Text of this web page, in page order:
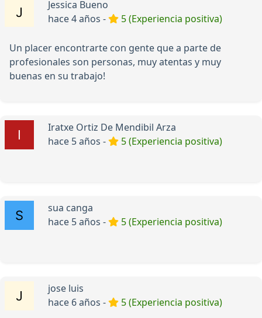
Jessica Bueno
hace 4 años -
5 (Experiencia positiva)
Un placer encontrarte con gente que a parte de
profesionales son personas, muy atentas y muy
buenas en su trabajo!
Iratxe Ortiz De Mendibil Arza
hace 5 años -
5 (Experiencia positiva)
sua canga
hace 5 años -
5 (Experiencia positiva)
jose luis
hace 6 años -
5 (Experiencia positiva)